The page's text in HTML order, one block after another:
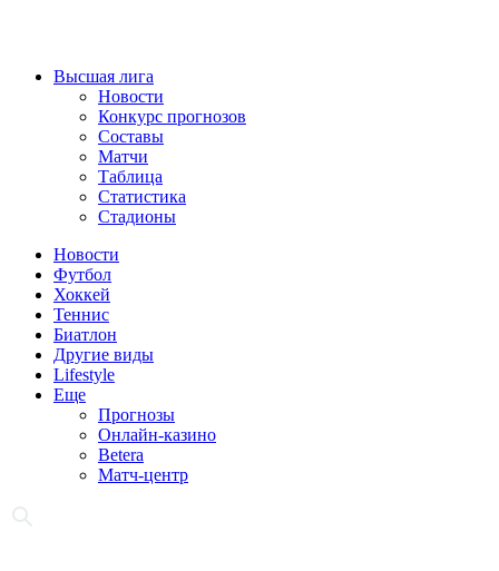
Высшая лига
Новости
Конкурс прогнозов
Составы
Матчи
Таблица
Статистика
Стадионы
Новости
Футбол
Хоккей
Теннис
Биатлон
Другие виды
Lifestyle
Еще
Прогнозы
Онлайн-казино
Betera
Матч-центр